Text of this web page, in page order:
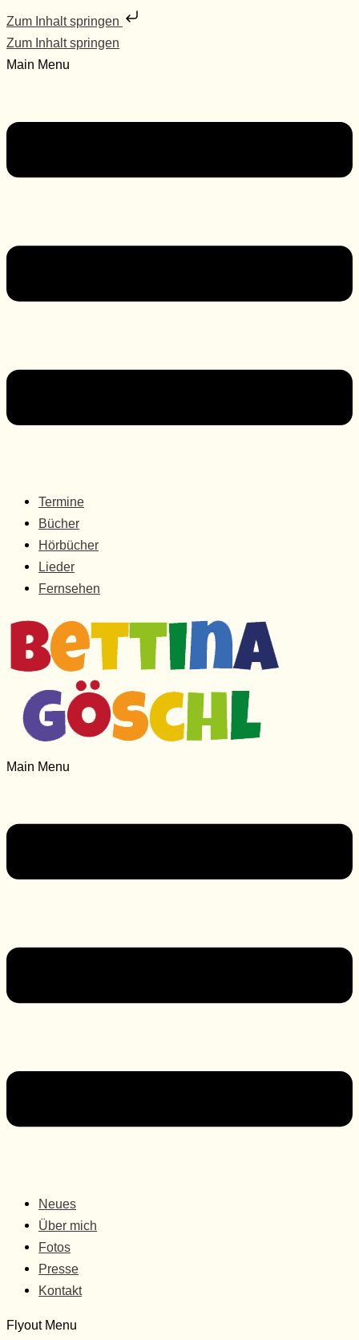
Zum Inhalt springen
Zum Inhalt springen
Main Menu
Termine
Bücher
Hörbücher
Lieder
Fernsehen
Main Menu
Neues
Über mich
Fotos
Presse
Kontakt
Flyout Menu